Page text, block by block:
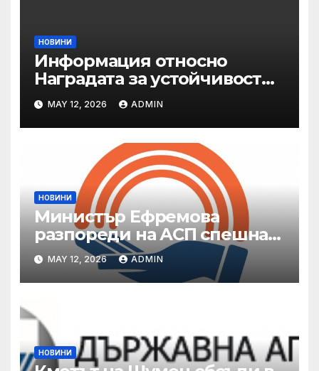
НОВИНИ
Информация относно
Наградата за устойчивост
на ОАЕ „Зайед“
MAY 12, 2026 ADMIN
НОВИНИ
Министър Ефремова
разпореди на АСП спешна
готовност за оказване на
подкрепа на пострадали от
валежи и градушки
MAY 12, 2026 ADMIN
НОВИНИ